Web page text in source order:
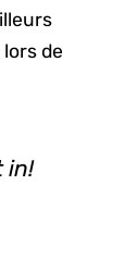
de
in!